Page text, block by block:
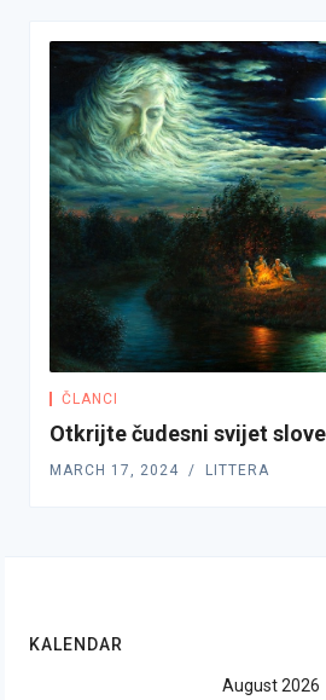
ČLANCI
Otkrijte čudesni svijet
MARCH 17, 2024 LITTERA
KALENDAR
August 2026